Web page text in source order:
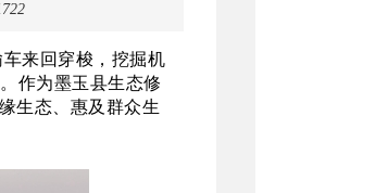
来回穿梭，挖掘机
作为墨玉县生态修
生态、惠及群众生